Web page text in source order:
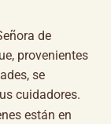
de
provenientes
se
cuidadores.
están en